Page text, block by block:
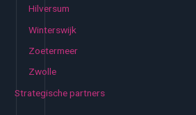
Hilversum
Winterswijk
Zoetermeer
Zwolle
Strategische partners